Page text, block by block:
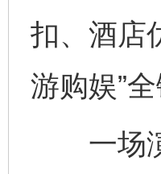
扣、酒店
游购娱”全
一场演